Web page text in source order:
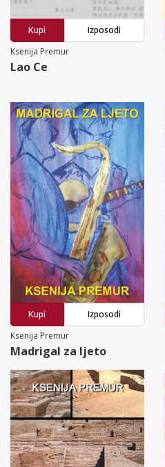
Kupi
Izposodi
Ksenija Premur
Lao Ce
Kupi
Izposodi
Ksenija Premur
Madrigal za ljeto